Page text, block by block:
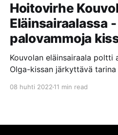
Hoitovirhe
Eläinsairaalassa
palovammoja
Kouvolan eläinsairaala poltti
Olga-kissan järkyttävä
08 huhti 2022 11 min read